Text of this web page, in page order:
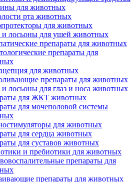
для животных
рта животных
для животных
лосьоны для ушей животных
препараты для животных
препараты для
для животных
препараты для животных
лосьоны для глаз и носа животных
для ЖКТ животных
для мочеполовой системы
для животных
для сердца животных
для суставов животных
и пребиотики для животных
препараты для
препараты для животных